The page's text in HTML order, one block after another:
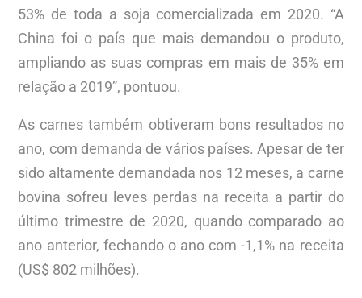
53% de toda a soja comercializada em 2020. “A
China foi o país que mais demandou o produto,
ampliando as suas compras em mais de 35% em
relação a 2019”, pontuou.
As carnes também obtiveram bons resultados no
ano, com demanda de vários países. Apesar de ter
sido altamente demandada nos 12 meses, a carne
bovina sofreu leves perdas na receita a partir do
último trimestre de 2020, quando comparado ao
ano anterior, fechando o ano com -1,1% na receita
(US$ 802 milhões).